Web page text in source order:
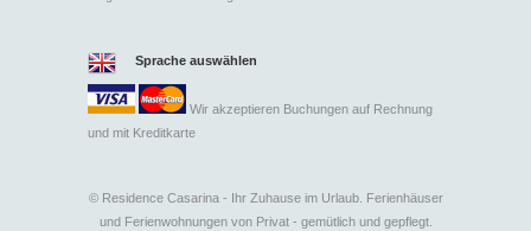
Sprache auswählen
Wir akzeptieren Buchungen auf Rechnung
und mit Kreditkarte
©Residence Casarina - Ihr Zuhause im Urlaub. Ferienhäuser
und Ferienwohnungen von Privat - gemütlich und gepflegt.